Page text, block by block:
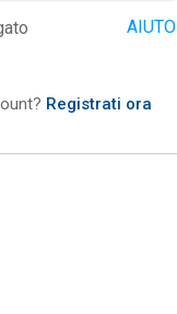
AIUTO
Registrati ora